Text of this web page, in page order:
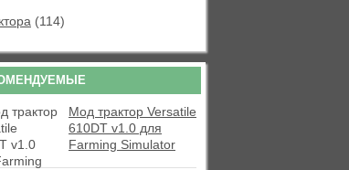
(114)
Мод трактор Versatile
610DT v1.0 для
Farming Simulator